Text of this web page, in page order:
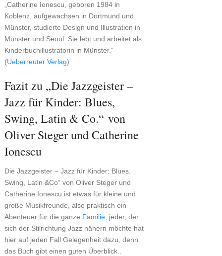
„Catherine Ionescu, geboren 1984 in
Koblenz, aufgewachsen in Dortmund und
Münster, studierte Design und Illustration in
Münster und Seoul. Sie lebt und arbeitet als
Kinderbuchillustratorin in Münster.“
(Ueberreuter Verlag)
Fazit zu „Die Jazzgeister –
Jazz für Kinder: Blues,
Swing, Latin & Co.“ von
Oliver Steger und Catherine
Ionescu
Die Jazzgeister – Jazz für Kinder: Blues,
Swing, Latin &Co“ von Oliver Steger und
Catherine Ionescu ist etwas für kleine und
große Musikfreunde, also praktisch ein
Abenteuer für die ganze Familie, jeder, der
sich der Stilrichtung Jazz nähern möchte hat
hier auf jeden Fall Gelegenheit dazu, denn
das Buch gibt einen guten Überblick..